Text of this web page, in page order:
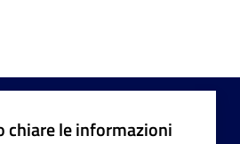
chiare le informazioni